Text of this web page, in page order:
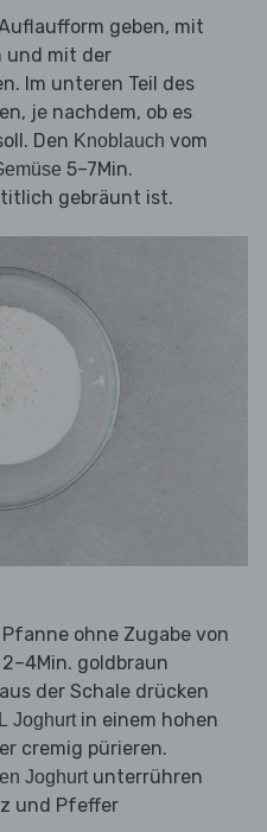
geben, mit
mit der
Im unteren Teil des
je nachdem, ob es
Den Knoblauch vom
5–7Min.
gebräunt ist.
ohne Zugabe von
goldbraun
aus der Schale drücken
Joghurt in einem hohen
cremig pürieren.
Joghurt unterrühren
und Pfeffer